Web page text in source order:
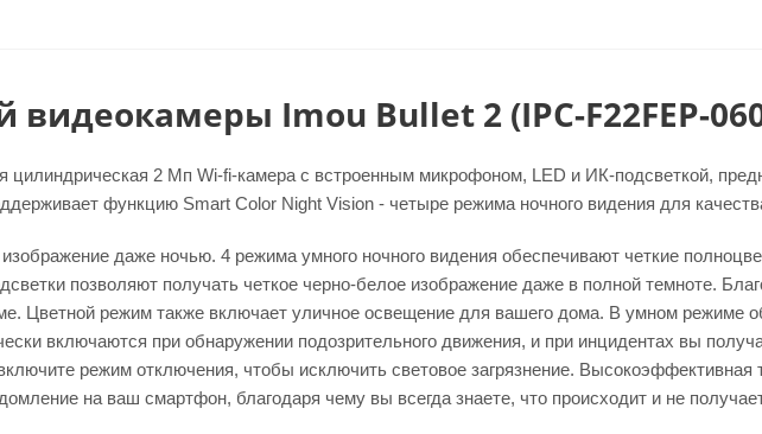
Imou Bullet 2 (IPC-F22FEP-
цилиндрическая 2 Мп Wi-fi-камера с встроенным микрофоном, LED и ИК-подсветкой,
функцию Smart Color Night Vision - четыре режима ночного видения для
даже ночью. 4 режима умного ночного видения обеспечивают четкие
позволяют получать четкое черно-белое изображение даже в полной темноте.
Цветной режим также включает уличное освещение для вашего дома. В умном режиме
включаются при обнаружении подозрительного движения, и при инцидентах вы
режим отключения, чтобы исключить световое загрязнение. Высокоэффективная
на ваш смартфон, благодаря чему вы всегда знаете, что происходит и не